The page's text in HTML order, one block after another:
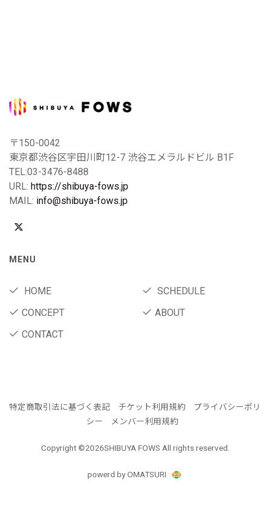
〒150-0042
東京都渋谷区宇田川町12-7 渋谷エメラルドビル B1F
TEL:03-3476-8488
URL: https://shibuya-fows.jp
MAIL: info@shibuya-fows.jp
MENU
HOME
SCHEDULE
CONCEPT
ABOUT
CONTACT
特定商取引法に基づく表記 チケット利用規約
プライバシーポリ
シー
メンバー利用規約
Copyright ©2026SHIBUYA FOWS All rights reserved.
powerd by OMATSURI